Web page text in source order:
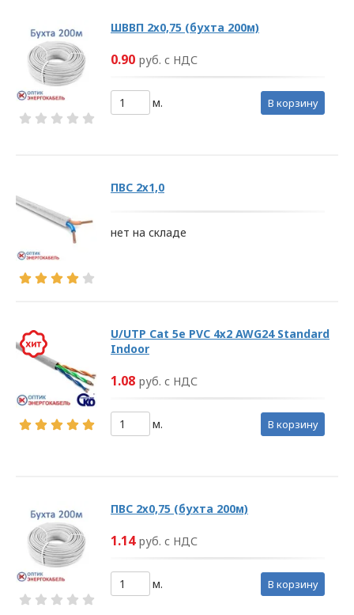
ШВВП 2х0,75 (бухта 200м)
0.90 руб. с НДС
м. в корзину
ПВС 2х1,0
нет на складе
U/UTP Cat 5e PVC 4х2 AWG24 Standard
Indoor
1.08 руб. с НДС
м. в корзину
ПВС 2х0,75 (бухта 200м)
1.14 руб. с НДС
м. в корзину
ПОЛИТИКА
ОПЕРАТОРА
В
отношении
персональных
данных
Общество с ограниченной
«ОПТИКЭНЕРГОКАБЕЛЬ»
Директор ООО
«ОПТИКЭНЕРГОКАБЕЛЬ»
В.А. Прокопчук _________​
г. Минск
положения
1.1. Настоящая политика в
отношении обработки